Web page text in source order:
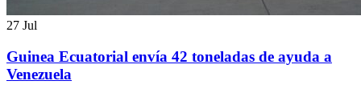
27 Jul
Guinea Ecuatorial envía 42 toneladas de ayuda a
Venezuela